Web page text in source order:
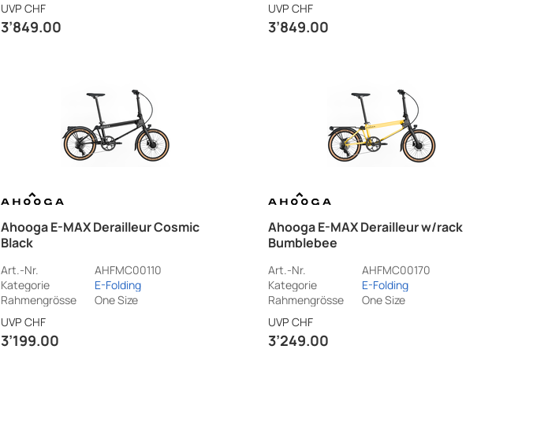
UVP CHF
3’849.00
UVP CHF
3’849.00
Ahooga E-MAX Derailleur Cosmic
Black
Art.-Nr.
AHFMC00110
Kategorie
E-Folding
Rahmengrösse
One Size
UVP CHF
3’199.00
Ahooga E-MAX Derailleur w/rack
Bumblebee
Art.-Nr.
AHFMC00170
Kategorie
E-Folding
Rahmengrösse
One Size
UVP CHF
3’249.00